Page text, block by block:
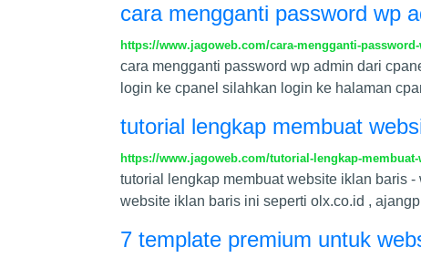
cara mengganti password wp
https://www.jagoweb.com/cara-mengganti-
cara mengganti password wp admin dari
login ke cpanel silahkan login ke halaman
tutorial lengkap membuat
https://www.jagoweb.com/tutorial-lengkap-
tutorial lengkap membuat website iklan baris
website iklan baris ini seperti olx.co.id ,
7 template premium untuk